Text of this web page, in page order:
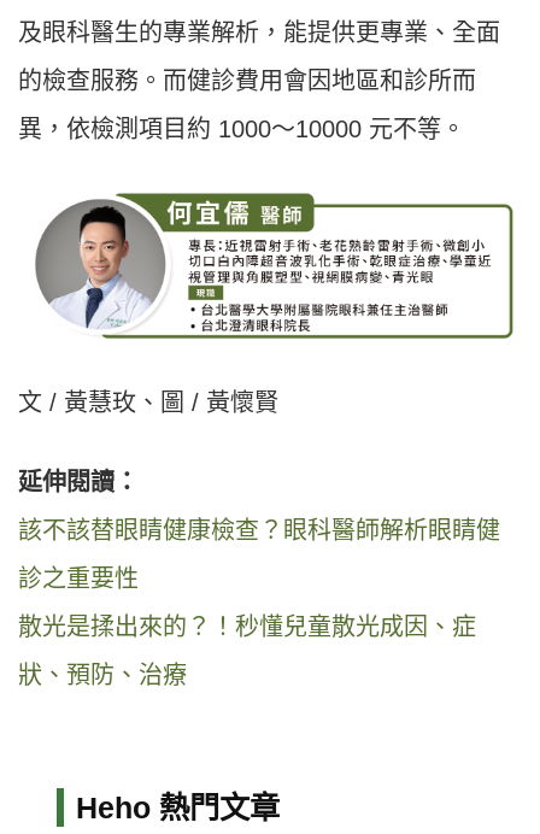
及眼科醫生的專業解析，能提供更專業、全面
的檢查服務。而健診費用會因地區和診所而
異，依檢測項目約 1000〜10000 元不等。
文 / 黃慧玫、圖 / 黃懷賢
延伸閱讀：
該不該替眼睛健康檢查？眼科醫師解析眼睛健
診之重要性
散光是揉出來的？！秒懂兒童散光成因、症
狀、預防、治療
Heho 熱門文章